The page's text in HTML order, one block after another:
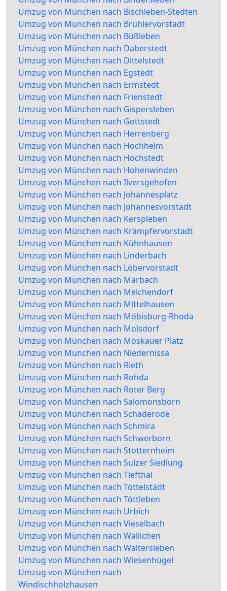
Umzug von München nach Bischleben-Stedten
Umzug von München nach Brühlervorstadt
Umzug von München nach Büßleben
Umzug von München nach Daberstedt
Umzug von München nach Dittelstedt
Umzug von München nach Egstedt
Umzug von München nach Ermstedt
Umzug von München nach Frienstedt
Umzug von München nach Gispersleben
Umzug von München nach Gottstedt
Umzug von München nach Herrenberg
Umzug von München nach Hochheim
Umzug von München nach Hochstedt
Umzug von München nach Hohenwinden
Umzug von München nach Ilversgehofen
Umzug von München nach Johannesplatz
Umzug von München nach Johannesvorstadt
Umzug von München nach Kerspleben
Umzug von München nach Krämpfervorstadt
Umzug von München nach Kühnhausen
Umzug von München nach Linderbach
Umzug von München nach Löbervorstadt
Umzug von München nach Marbach
Umzug von München nach Melchendorf
Umzug von München nach Mittelhausen
Umzug von München nach Möbisburg-Rhoda
Umzug von München nach Molsdorf
Umzug von München nach Moskauer Platz
Umzug von München nach Niedernissa
Umzug von München nach Rieth
Umzug von München nach Rohda
Umzug von München nach Roter Berg
Umzug von München nach Salomonsborn
Umzug von München nach Schaderode
Umzug von München nach Schmira
Umzug von München nach Schwerborn
Umzug von München nach Stotternheim
Umzug von München nach Sulzer Siedlung
Umzug von München nach Tiefthal
Umzug von München nach Töttelstädt
Umzug von München nach Töttleben
Umzug von München nach Urbich
Umzug von München nach Vieselbach
Umzug von München nach Wallichen
Umzug von München nach Waltersleben
Umzug von München nach Wiesenhügel
Umzug von München nach
Windischholzhausen